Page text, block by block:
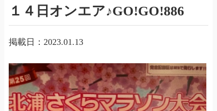
１４日オンエア♪GO!GO!886
掲載日：2023.01.13